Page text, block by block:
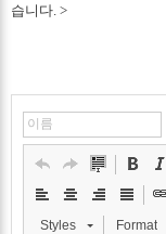
습니다. >
Styles Format